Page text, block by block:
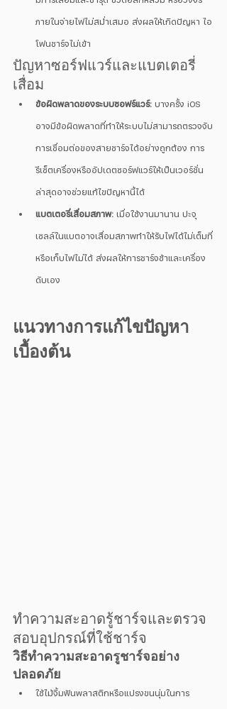
ภายในจ่ายไฟไม่สม่ำเสมอ ส่งผลให้เกิดปัญหา ไอ
โฟนชาร์จไม่เข้า
ปัญหาซอร์ฟแวร์และแบตเตอรี่
เสื่อม
ข้อผิดพลาดของระบบซอฟร์แวร์: บางครั้ง iOS
อาจมีข้อผิดพลาดที่ทำให้ระบบไม่สามารถตรวจจับ
การเชื่อมต่อของสายชาร์จได้อย่างถูกต้อง การ
รีเซ็ตเครื่องหรืออัปเดตซอร์ฟแวร์ให้เป็นเวอร์ชั่น
ล่าสุดอาจช่วยแก้ไขปัญหานี้ได้
แบตเตอรี่เสื่อมสภาพ: เมื่อใช้งานมานาน ปะจุ
เซลล์ในแบตอาจเสื่อมสภาพทำให้รับไฟได้ไม่เต็มที่
หรือเก็บไฟไม่ได้ ส่งผลให้การชาร์จช้าและเครื่อง
ดับเอง
แนวทางการแก้ไขปัญหา
เบื้องต้น
ทำความสะอาดรู้ชาร์จและตรวจ
สอบอุปกรณ์ที่ใช้ชาร์จ
วิธีทำความสะอาดรูชาร์จอย่าง
ปลอดภัย
ใช้ไม้จิ้มฟันพลาสติกหรือแปรงขนนุ่มในการ